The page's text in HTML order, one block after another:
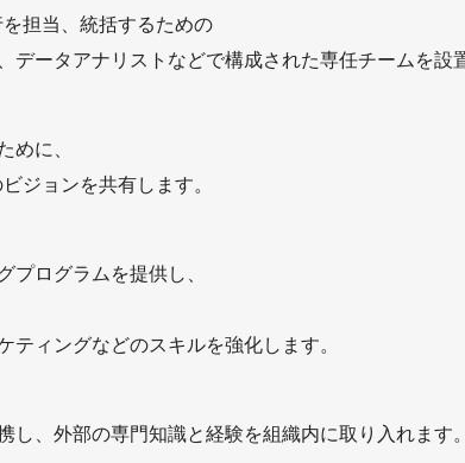
担当、統括するための
ータアナリストなどで構成された専任チームを設
めに、
ジョンを共有します。
ログラムを提供し、
ィングなどのスキルを強化します。
、外部の専門知識と経験を組織内に取り入れます。